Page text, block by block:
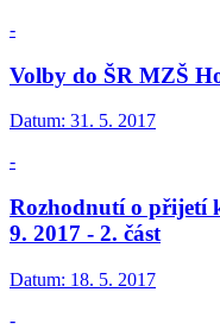
-
Volby do ŠR MZŠ
Datum: 31. 5. 2017
-
Rozhodnutí o přijetí
9. 2017 - 2. část
Datum: 18. 5. 2017
-